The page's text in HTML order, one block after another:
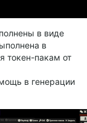
в виде
в
токен-пакам от
в генерации